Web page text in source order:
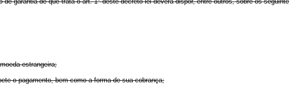
estrangeira;
pagamento, bem como a forma de sua cobrança;